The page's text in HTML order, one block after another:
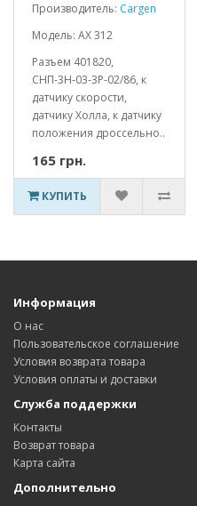
Производитель: Cargen
Модель: AX 312
Разъем 401820,
СНП-3Н-03-3Р-02/86, к
датчику скорости,
датчику Холла, к датчику
положения дроссельно..
165 грн.
КУПИТЬ
Информация
О нас
Пользовательское соглашение
Условия возврата товара
Условия оплаты и доставки
Служба поддержки
Контакты
Возврат товара
Карта сайта
Дополнительно